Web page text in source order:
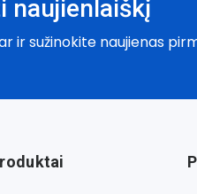
naujienlaiškį
ir sužinokite naujienas